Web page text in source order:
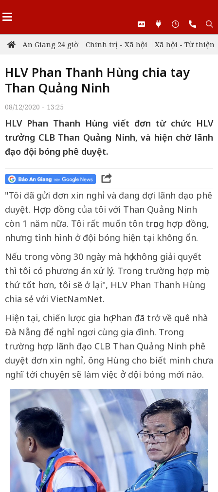
An Giang 24 giờ Chính trị - Xã hội Xã hội - Từ thiện
HLV Phan Thanh Hùng chia tay
Than Quảng Ninh
08/12/2020 - 13:25
HLV Phan Thanh Hùng viết đơn từ chức HLV
trưởng CLB Than Quảng Ninh, và hiện chờ lãnh
đạo đội bóng phê duyệt.
"Tôi đã gửi đơn xin nghỉ và đang đợi lãnh đạo phê
duyệt. Hợp đồng của tôi với Than Quảng Ninh
còn 1 năm nữa. Tôi rất muốn tôn trọng hợp đồng,
nhưng tình hình ở đội bóng hiện tại không ổn.
Nếu trong vòng 30 ngày mà họ không giải quyết
thì tôi có phương án xử lý. Trong trường hợp mọi
thứ tốt hơn, tôi sẽ ở lại", HLV Phan Thanh Hùng
chia sẻ với VietNamNet.
Hiện tại, chiến lược gia họ Phan đã trở về quê nhà
Đà Nẵng để nghỉ ngơi cùng gia đình. Trong
trường hợp lãnh đạo CLB Than Quảng Ninh phê
duyệt đơn xin nghỉ, ông Hùng cho biết mình chưa
nghĩ tới chuyện sẽ làm việc ở đội bóng mới nào.